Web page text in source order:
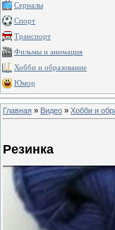
Сериалы
Спорт
Транспорт
Фильмы и анимация
Хобби и образование
Юмор
Главная » Видео » Хобби и
Резинка